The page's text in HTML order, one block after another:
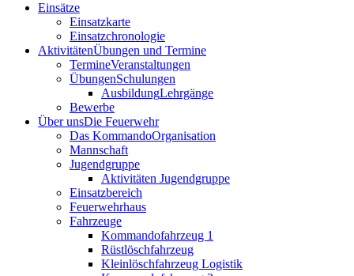
Einsätze
Einsatzkarte
Einsatzchronologie
AktivitätenÜbungen und Termine
TermineVeranstaltungen
ÜbungenSchulungen
AusbildungLehrgänge
Bewerbe
Über unsDie Feuerwehr
Das KommandoOrganisation
Mannschaft
Jugendgruppe
Aktivitäten Jugendgruppe
Einsatzbereich
Feuerwehrhaus
Fahrzeuge
Kommandofahrzeug 1
Rüstlöschfahrzeug
Kleinlöschfahrzeug Logistik